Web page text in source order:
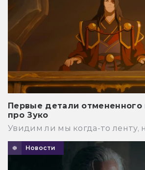
Первые детали
про Зуко
Увидим ли мы когда-то ленту,
Новости